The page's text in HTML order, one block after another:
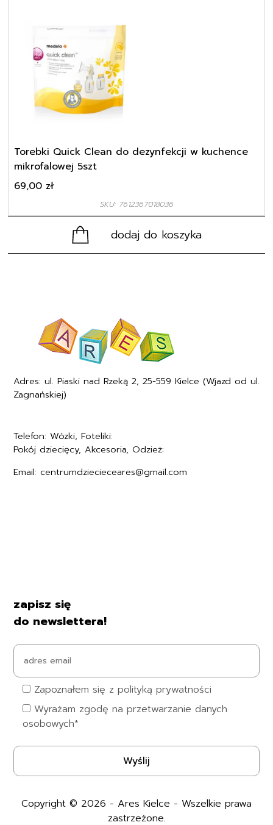
Torebki Quick Clean do dezynfekcji w kuchence
mikrofalowej 5szt
SKU: 7612367018036
69,00 zł
dodaj do koszyka
Adres: ul. Piaski nad Rzeką 2, 25-559 Kielce (Wjazd od ul.
Zagnańskiej)
Telefon: Wózki, Foteliki:
Pokój dziecięcy, Akcesoria, Odzież:
Email: centrumdziecieceares@gmail.com
zapisz się
do newslettera!
Zapoznałem się z polityką prywatności
Wyrażam zgodę na przetwarzanie danych
osobowych*
Copyright © 2026 - Ares Kielce - Wszelkie prawa
zastrzeżone.